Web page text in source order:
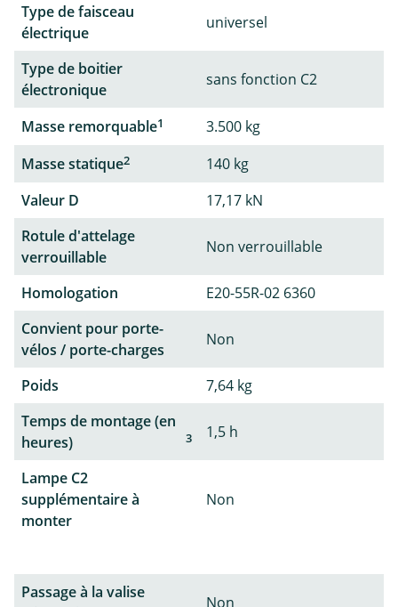
Type de faisceau
électrique
universel
Type de boitier
électronique
sans fonction C2
Masse remorquable1
3.500 kg
Masse statique2
140 kg
Valeur D
17,17 kN
Rotule d'attelage
verrouillable
Non verrouillable
Homologation
E20-55R-02 6360
Convient pour porte-
vélos / porte-charges
Non
Poids
7,64 kg
Temps de montage (en
heures)
3 1,5 h
Lampe C2
supplémentaire à
monter
Non
Passage à la valise
Non